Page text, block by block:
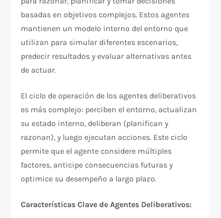
basadas en objetivos complejos. Estos agentes
mantienen un modelo interno del entorno que
utilizan para simular diferentes escenarios,
predecir resultados y evaluar alternativas antes
de actuar.​
El ciclo de operación de los agentes deliberativos
es más complejo: perciben el entorno, actualizan
su estado interno, deliberan (planifican y
razonan), y luego ejecutan acciones. Este ciclo
permite que el agente considere múltiples
factores, anticipe consecuencias futuras y
optimice su desempeño a largo plazo.​
Características Clave de Agentes Deliberativos: